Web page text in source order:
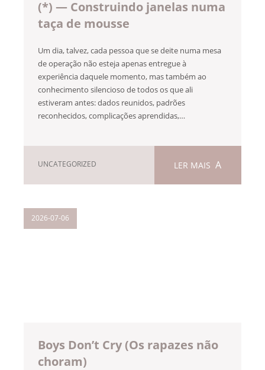
(*) — Construindo janelas numa
taça de mousse
Um dia, talvez, cada pessoa que se deite numa mesa
de operação não esteja apenas entregue à
experiência daquele momento, mas também ao
conhecimento silencioso de todos os que ali
estiveram antes: dados reunidos, padrões
reconhecidos, complicações aprendidas,…
UNCATEGORIZED LER MAIS
2026-07-06
Boys Don’t Cry (Os rapazes não
choram)